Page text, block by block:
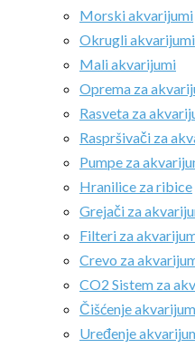
Morski akvarijumi
Okrugli akvarijumi
Mali akvarijumi
Oprema za
Rasveta za
Raspršivači za
Pumpe za
Hranilice za ribice
Grejači za
Filteri za
Crevo za
CO2 Sistem za
Čišćenje
Uređenje